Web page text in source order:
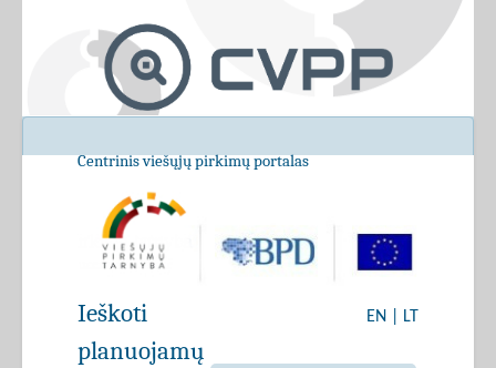
Centrinis viešųjų pirkimų portalas
EN LT
Ieškoti
planuojamų